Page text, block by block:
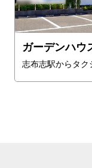
ガーデンハウ
志布志駅からタ